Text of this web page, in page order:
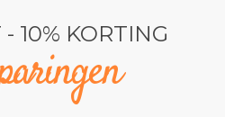
10% KORTING